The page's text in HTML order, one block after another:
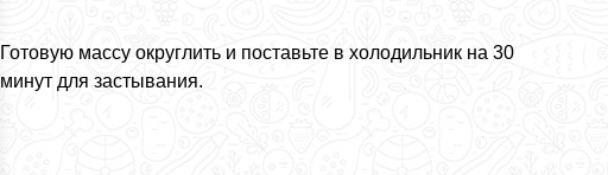
Готовую массу округлить и поставьте в холодильник на 30
минут для застывания.